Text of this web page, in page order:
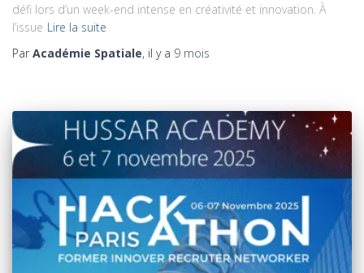
défi lors d’un week-end intense en créativité et innovation. À
l’issue Lire la suite
Par Académie Spatiale, il y a 9 mois